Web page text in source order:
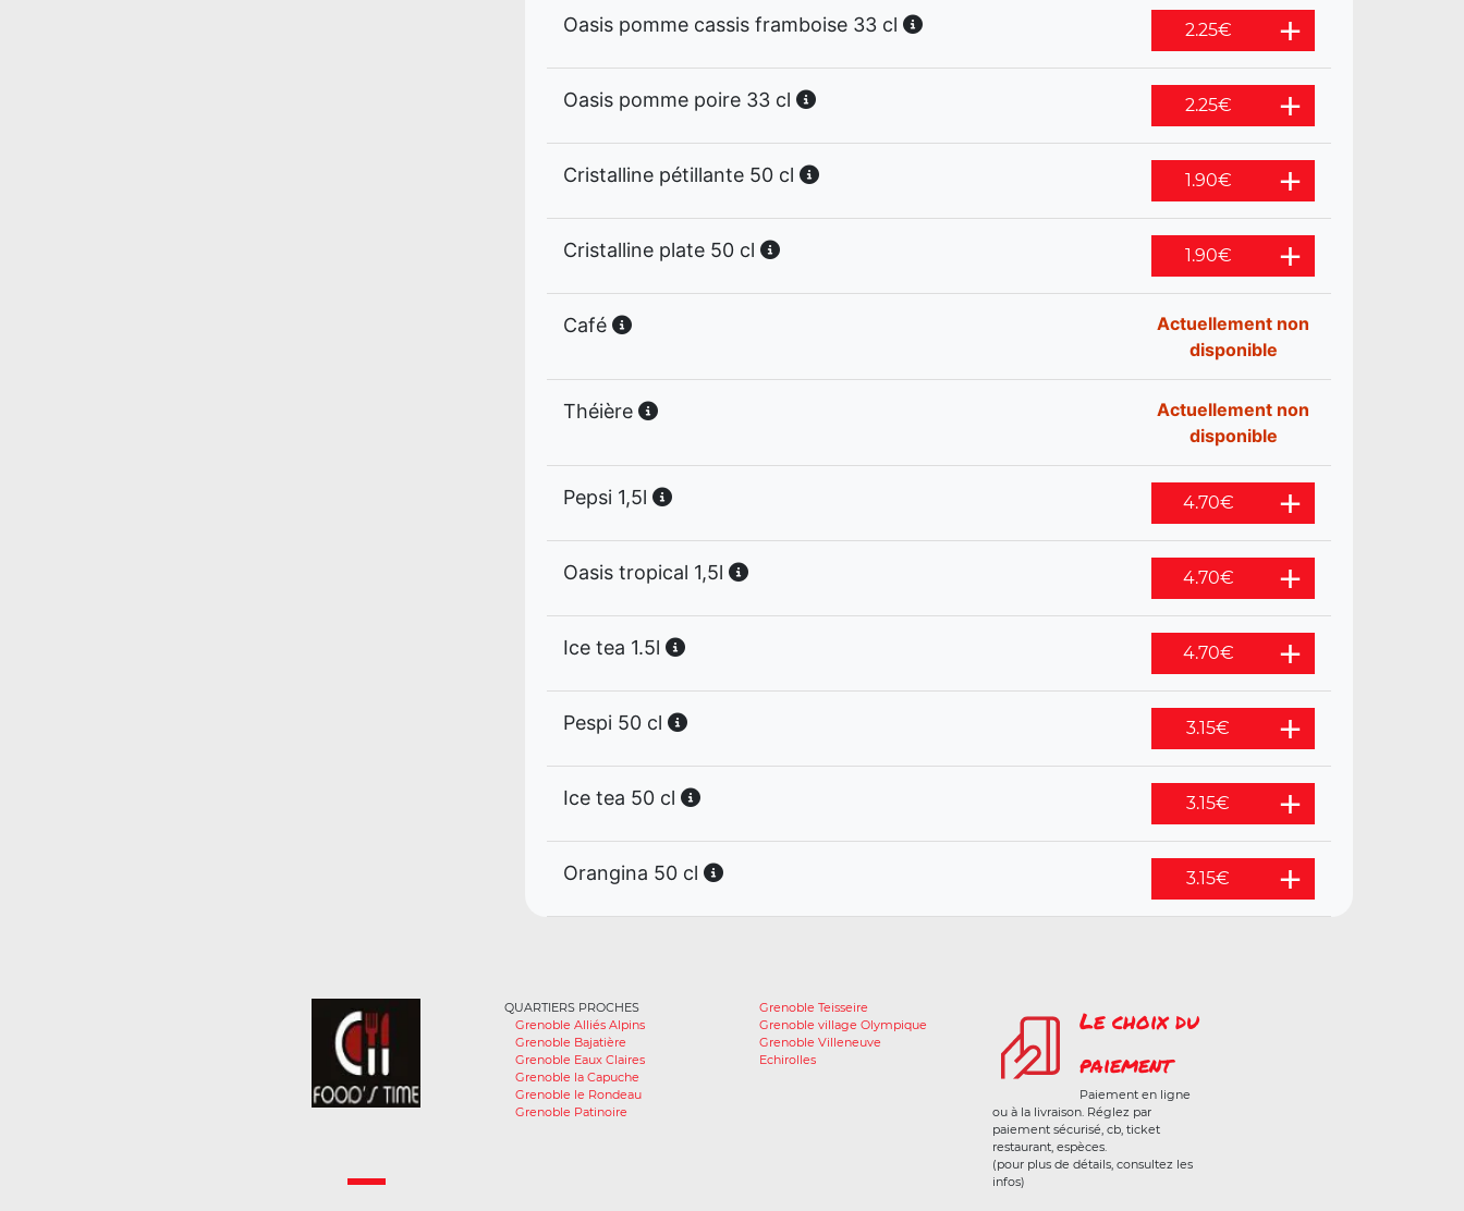
Oasis pomme cassis framboise 33 cl 2.25€
Oasis pomme poire 33 cl 2.25€
Cristalline pétillante 50 cl 1.90€
Cristalline plate 50 cl 1.90€
Café
Actuellement non
disponible
Théière
Actuellement non
disponible
Pepsi 1,5l 4.70€
Oasis tropical 1,5l 4.70€
Ice tea 1.5l 4.70€
Pespi 50 cl 3.15€
Ice tea 50 cl 3.15€
Orangina 50 cl 3.15€
QUARTIERS PROCHES
Grenoble Alliés Alpins
Grenoble Bajatière
Grenoble Eaux Claires
Grenoble la Capuche
Grenoble le Rondeau
Grenoble Patinoire
Grenoble Teisseire
Grenoble village Olympique
Grenoble Villeneuve
Echirolles
Le choix du
paiement
Paiement en ligne
ou à la livraison. Réglez par
paiement sécurisé, cb, ticket
restaurant, espèces.
(pour plus de détails, consultez les
infos)